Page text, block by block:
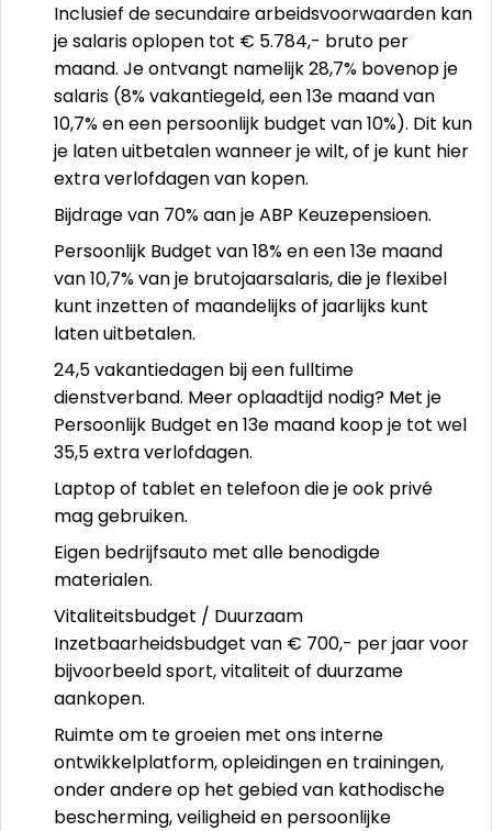
Inclusief de secundaire arbeidsvoorwaarden kan
je salaris oplopen tot € 5.784,- bruto per
maand. Je ontvangt namelijk 28,7% bovenop je
salaris (8% vakantiegeld, een 13e maand van
10,7% en een persoonlijk budget van 10%). Dit kun
je laten uitbetalen wanneer je wilt, of je kunt hier
extra verlofdagen van kopen.
Bijdrage van 70% aan je ABP Keuzepensioen.
Persoonlijk Budget van 18% en een 13e maand
van 10,7% van je brutojaarsalaris, die je flexibel
kunt inzetten of maandelijks of jaarlijks kunt
laten uitbetalen.
24,5 vakantiedagen bij een fulltime
dienstverband. Meer oplaadtijd nodig? Met je
Persoonlijk Budget en 13e maand koop je tot wel
35,5 extra verlofdagen.
Laptop of tablet en telefoon die je ook privé
mag gebruiken.
Eigen bedrijfsauto met alle benodigde
materialen.
Vitaliteitsbudget / Duurzaam
Inzetbaarheidsbudget van € 700,- per jaar voor
bijvoorbeeld sport, vitaliteit of duurzame
aankopen.
Ruimte om te groeien met ons interne
ontwikkelplatform, opleidingen en trainingen,
onder andere op het gebied van kathodische
bescherming, veiligheid en persoonlijke